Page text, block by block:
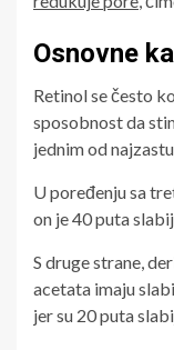
Osnovne
Retinol se često
sposobnost da
jednim od
U poređenju sa
on je 40 puta
S druge strane,
acetata imaju
jer su 20 puta